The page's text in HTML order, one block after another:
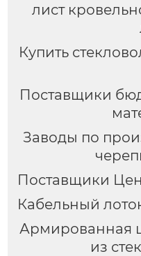
лист
Купить
Поставщики
Заводы по
Поставщики
Кабельный
Армированная
из